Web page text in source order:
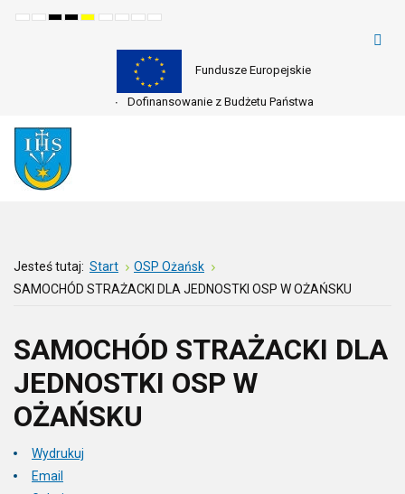
Default
NightHighHighHighSetSetMake
readable
Set
Fundusze Europejskie
Dofinansowanie z Budżetu Państwa
Jesteś tutaj: Start
OSP Ożańsk
SAMOCHÓD STRAŻACKI DLA JEDNOSTKI OSP W OŻAŃSKU
SAMOCHÓD STRAŻACKI DLA
JEDNOSTKI OSP W
OŻAŃSKU
Wydrukuj
Email